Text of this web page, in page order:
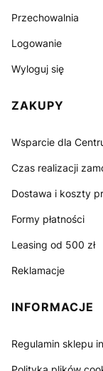
Przechowalnia
Logowanie
Wyloguj się
ZAKUPY
Wsparcie dla
Czas realizacji
Dostawa i koszty
Formy płatności
Leasing od 500 zł
Reklamacje
INFORMACJE
Regulamin sklepu